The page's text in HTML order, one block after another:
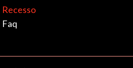
Recesso
Faq